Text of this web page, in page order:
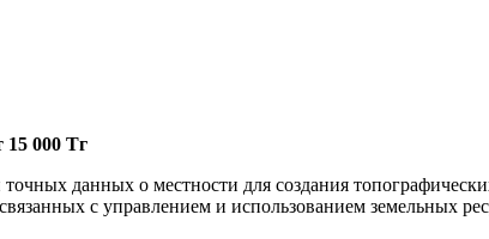
15 000 Тг
данных о местности для создания
с управлением и использованием земельных